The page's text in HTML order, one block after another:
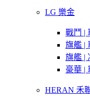
LG 樂金
戰鬥 |
旗艦 |
旗艦 |
豪華 |
HERAN 禾